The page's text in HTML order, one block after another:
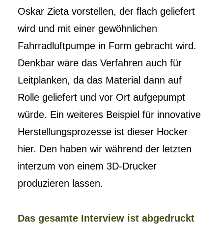
Oskar Zieta vorstellen, der flach geliefert
wird und mit einer gewöhnlichen
Fahrradluftpumpe in Form gebracht wird.
Denkbar wäre das Verfahren auch für
Leitplanken, da das Material dann auf
Rolle geliefert und vor Ort aufgepumpt
würde. Ein weiteres Beispiel für innovative
Herstellungsprozesse ist dieser Hocker
hier. Den haben wir während der letzten
interzum von einem 3D-Drucker
produzieren lassen.
Das gesamte Interview ist abgedruckt